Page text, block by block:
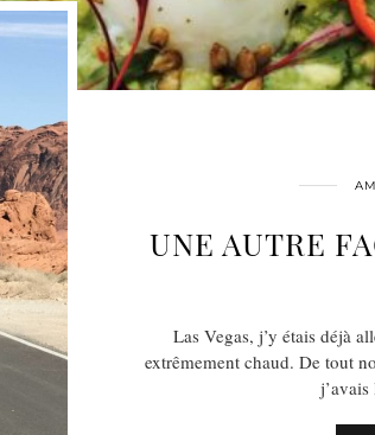
UNE AUTRE
Las Vegas, j’y étais déjà
extrêmement chaud. De tout